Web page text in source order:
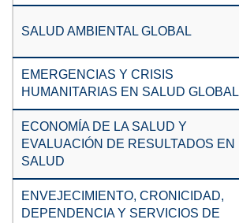
SALUD AMBIENTAL GLOBAL
EMERGENCIAS Y CRISIS
HUMANITARIAS EN SALUD GLOBAL
ECONOMÍA DE LA SALUD Y
EVALUACIÓN DE RESULTADOS EN
SALUD
ENVEJECIMIENTO, CRONICIDAD,
DEPENDENCIA Y SERVICIOS DE